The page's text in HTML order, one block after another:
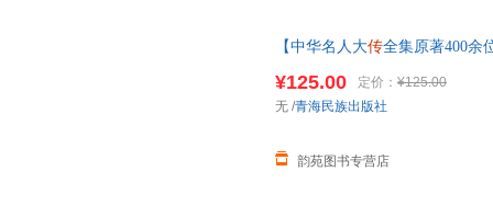
【中华名人大传全集原著400余
¥125.00 定价： ¥125.00
韵苑图书专营店
无 /青海民族出版社